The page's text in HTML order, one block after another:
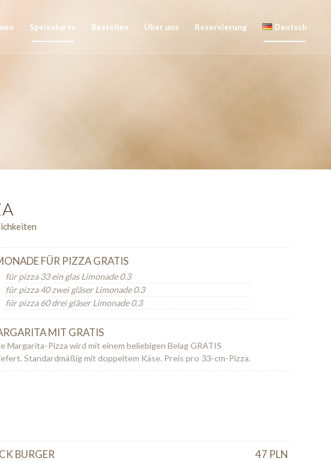
Speisekarte Bestellen Über uns Reservierung Deutsch
FÜR PIZZA GRATIS
für pizza 33 ein glas Limonade 0.3
für pizza 40 zwei gläser Limonade 0.3
für pizza 60 drei gläser Limonade 0.3
MIT GRATIS
Margarita-Pizza wird mit einem beliebigen Belag GRATIS
Standardmäßig mit doppeltem Käse. Preis pro 33-cm-Pizza.
BURGER 47 PLN